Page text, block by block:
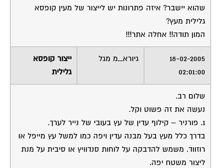
שהוא יישבר? איזה פתרונות יש לייצור של מעין קופסא
גלילית מעץ?
המון תודה!! אחלה אתר!!!
18-02-2005
02:01:00
גיורא_מ מגל
ייצור קופסא
גלילית
שלום רב.
נעשה את זה פשוט וקל.
1. פורניר – קילוף עדין של עץ בעובי של נייר לערך.
בדרך כלל מעץ בעל מבנה עדין ויפה כמו למשל עץ מייפל או
רוזווד. משמש להדבקה על לוחות סנדוויץ או סיבית על מנת
ליצור משטח יפה.